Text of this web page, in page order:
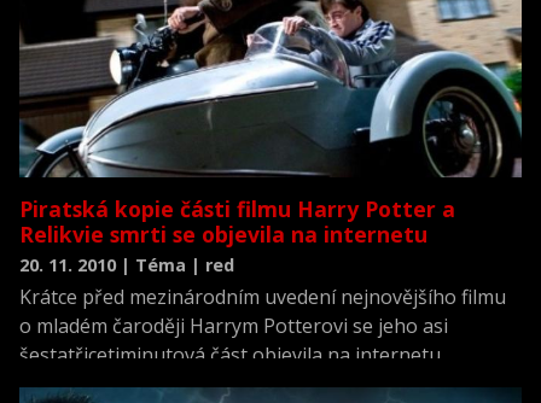
Piratská kopie části filmu Harry Potter a
Relikvie smrti se objevila na internetu
20. 11. 2010 | Téma | red
Krátce před mezinárodním uvedení nejnovějšího filmu
o mladém čaroději Harrym Potterovi se jeho asi
šestatřicetiminutová část objevila na internetu.
Informoval o tom zpravodajský server BBC.